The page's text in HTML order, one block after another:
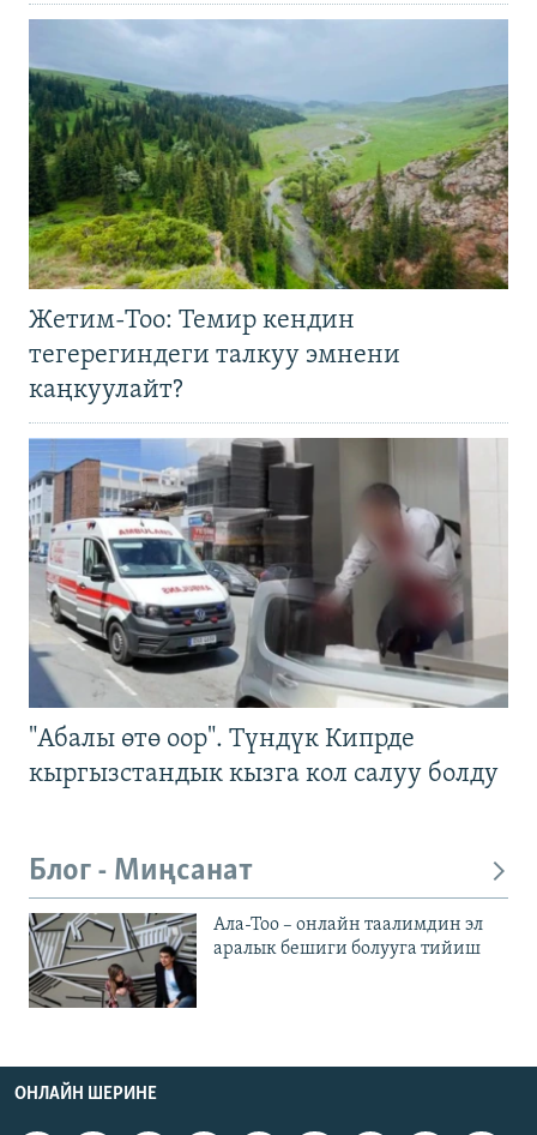
Жетим-Тоо: Темир кендин
тегерегиндеги талкуу эмнени
каңкуулайт?
"Абалы өтө оор". Түндүк Кипрде
кыргызстандык кызга кол салуу болду
Блог - Миңсанат
Ала-Тоо – онлайн таалимдин эл
аралык бешиги болууга тийиш
ОНЛАЙН ШЕРИНЕ